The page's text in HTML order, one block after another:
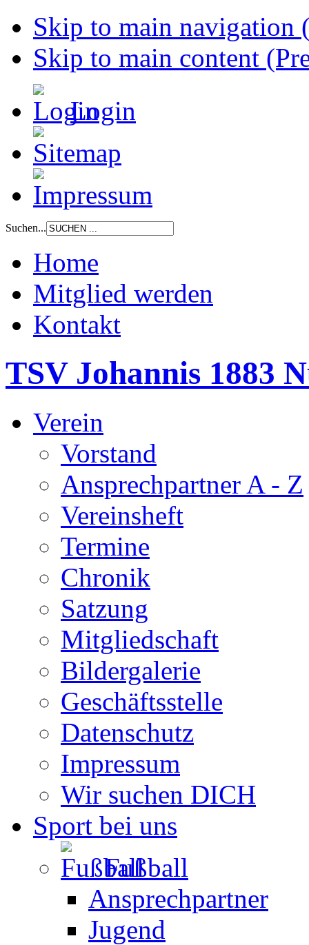
Skip to main navigation
Skip to main content
Login
Suchen...
Home
Mitglied werden
Kontakt
TSV Johannis 1883
Verein
Vorstand
Ansprechpartner A - Z
Vereinsheft
Termine
Chronik
Satzung
Mitgliedschaft
Bildergalerie
Geschäftsstelle
Datenschutz
Impressum
Wir suchen DICH
Sport bei uns
Fußball
Ansprechpartner
Jugend